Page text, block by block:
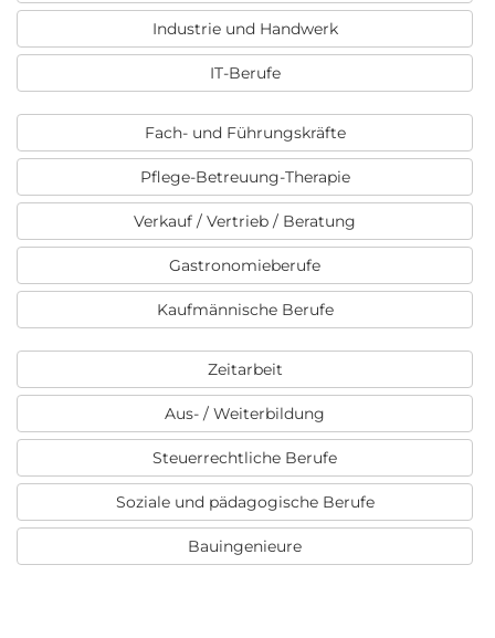
Industrie und Handwerk
IT-Berufe
Fach- und Führungskräfte
Pflege-Betreuung-Therapie
Verkauf / Vertrieb / Beratung
Gastronomieberufe
Kaufmännische Berufe
Zeitarbeit
Aus- / Weiterbildung
Steuerrechtliche Berufe
Soziale und pädagogische Berufe
Bauingenieure